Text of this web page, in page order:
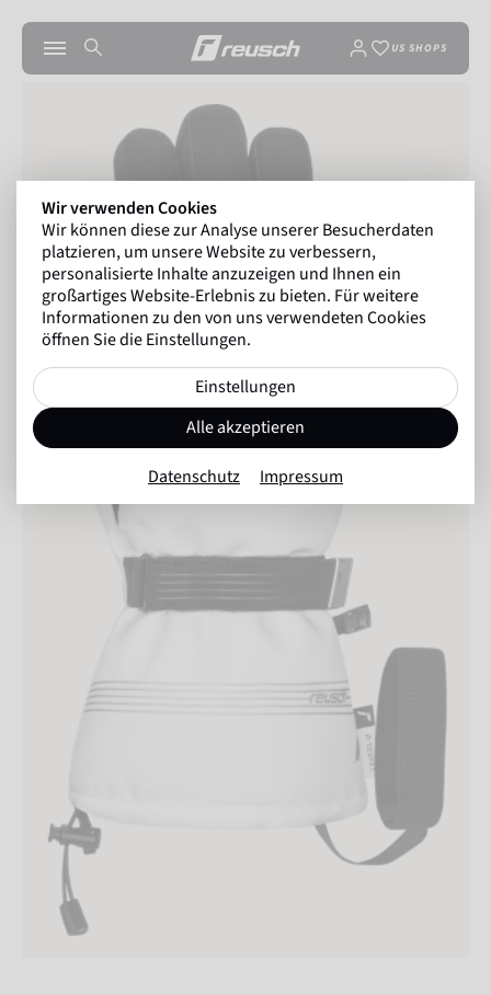
US SHOPS
Wir verwenden Cookies
Wir können diese zur Analyse unserer Besucherdaten
platzieren, um unsere Website zu verbessern,
personalisierte Inhalte anzuzeigen und Ihnen ein
großartiges Website-Erlebnis zu bieten. Für weitere
Informationen zu den von uns verwendeten Cookies
öffnen Sie die Einstellungen.
Einstellungen
Alle akzeptieren
Datenschutz Impressum